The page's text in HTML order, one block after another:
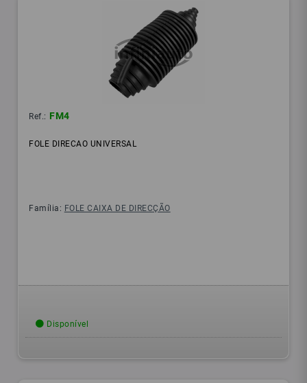
Ref.: FM4
FOLE DIRECAO UNIVERSAL
Família: FOLE CAIXA DE DIRECÇÃO
Disponível